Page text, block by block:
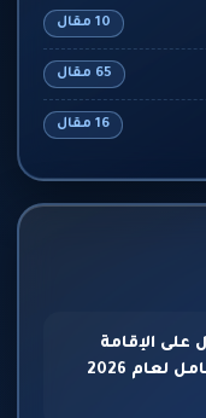
10 مقال
65 مقال
16 مقال
على الإقامة